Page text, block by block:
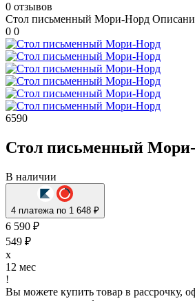
0 отзывов
Стол письменный Мори-Норд
0 0
6590
Стол письменный
В наличии
4 платежа по 1 648 ₽
6 590 ₽
549 ₽
x
12 мес
!
Вы можете купить товар в рассрочку,